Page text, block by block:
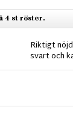
4 st röster.
Riktigt
svart och